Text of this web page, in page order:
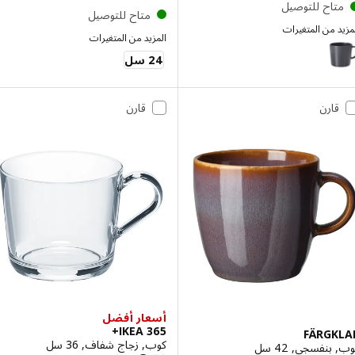
للتوصيل
من المتغيرات
متاح للتوصيل
المزيد من المتغيرات
IKEA 365+
قارن
42 سل
قارن
أسعار أفضل
IKEA 365+
كوب, زجاج شفاف, 36 سل